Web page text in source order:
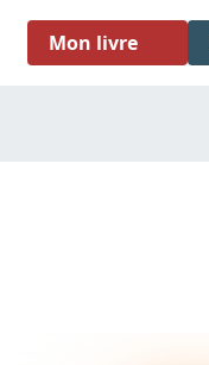
Mon livre